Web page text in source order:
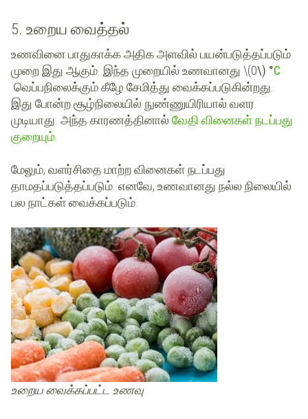
5. உறைய வைத்தல்
உணவினை பாதுகாக்க அதிக அளவில் பயன்படுத்தப்படும்
முறை இது ஆகும். இந்த முறையில் உணவானது \(0\) °C
வெப்பநிலைக்கும் கீழே சேமித்து வைக்கப்படுகின்றது.
இது போன்ற சூழ்நிலையில் நுண்ணுயிரியால் வளர
முடியாது. அந்த காரணத்தினால் வேதி வினைகள் நடப்பது
குறையும்.
மேலும், வளர்சிதை மாற்ற வினைகள் நடப்பது
தாமதப்படுத்தப்படும். எனவே, உணவானது நல்ல நிலையில்
பல நாட்கள் வைக்கப்படும்.
உறைய வைக்கப்பட்ட உணவு